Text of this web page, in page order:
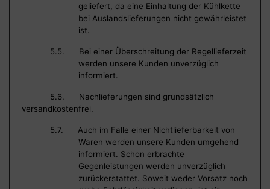
geliefert, da eine Einhaltung der Kühlkette
bei Auslandslieferungen nicht gewährleistet
ist.
5.5. Bei einer Überschreitung der Regellieferzeit
werden unsere Kunden unverzüglich
informiert.
5.6. Nachlieferungen sind grundsätzlich
versandkostenfrei.
5.7. Auch im Falle einer Nichtlieferbarkeit von
Waren werden unsere Kunden umgehend
informiert. Schon erbrachte
Gegenleistungen werden unverzüglich
zurückerstattet. Soweit weder Vorsatz noch